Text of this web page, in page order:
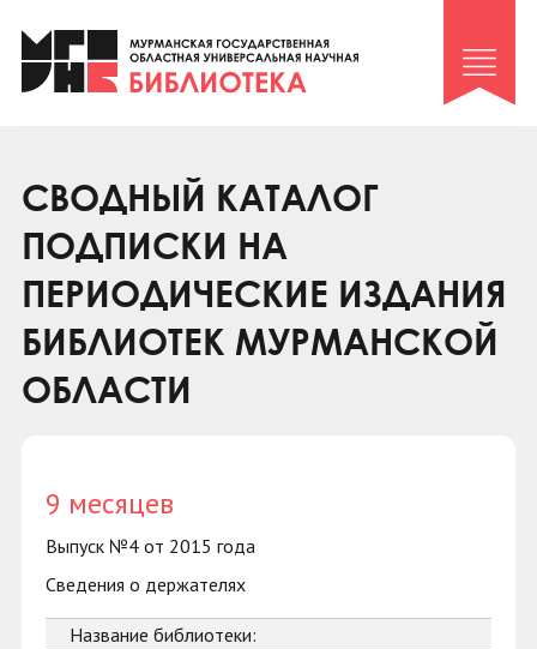
Клуб «Гиря и сельдерей»
Клуб «Семейный архив»
Коллегам
Контакты
СВОДНЫЙ КАТАЛОГ
ПОДПИСКИ НА
ПЕРИОДИЧЕСКИЕ ИЗДАНИЯ
БИБЛИОТЕК МУРМАНСКОЙ
ОБЛАСТИ
9 месяцев
Выпуск №4 от 2015 года
Сведения о держателях
Название библиотеки: